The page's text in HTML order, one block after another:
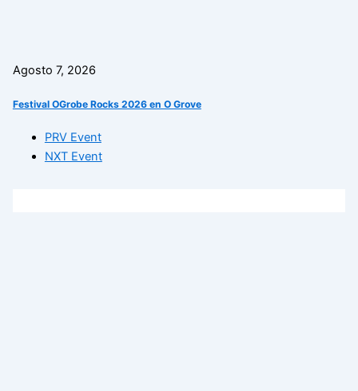
Agosto 7, 2026
Festival OGrobe Rocks 2026 en O Grove
PRV Event
NXT Event